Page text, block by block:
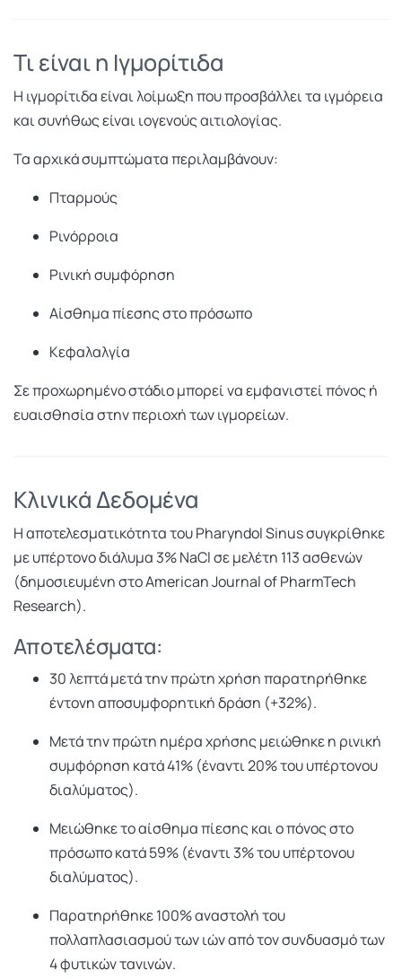
Τι είναι η Ιγμορίτιδα
Η ιγμορίτιδα είναι λοίμωξη που προσβάλλει τα ιγμόρεια
και συνήθως είναι ιογενούς αιτιολογίας.
Τα αρχικά συμπτώματα περιλαμβάνουν:
Πταρμούς
Ρινόρροια
Ρινική συμφόρηση
Αίσθημα πίεσης στο πρόσωπο
Κεφαλαλγία
Σε προχωρημένο στάδιο μπορεί να εμφανιστεί πόνος ή
ευαισθησία στην περιοχή των ιγμορείων.
Κλινικά Δεδομένα
Η αποτελεσματικότητα του Pharyndol Sinus συγκρίθηκε
με υπέρτονο διάλυμα 3% NaCl σε μελέτη 113 ασθενών
(δημοσιευμένη στο American Journal of PharmTech
Research).
Αποτελέσματα:
30 λεπτά μετά την πρώτη χρήση παρατηρήθηκε
έντονη αποσυμφορητική δράση (+32%).
Μετά την πρώτη ημέρα χρήσης μειώθηκε η ρινική
συμφόρηση κατά 41% (έναντι 20% του υπέρτονου
διαλύματος).
Μειώθηκε το αίσθημα πίεσης και ο πόνος στο
πρόσωπο κατά 59% (έναντι 3% του υπέρτονου
διαλύματος).
Παρατηρήθηκε 100% αναστολή του
πολλαπλασιασμού των ιών από τον συνδυασμό των
4 φυτικών τανινών.